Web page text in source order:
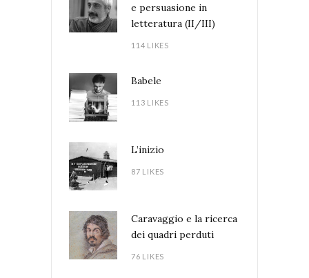
e persuasione in
letteratura (II/III)
114 LIKES
Babele
113 LIKES
L’inizio
87 LIKES
Caravaggio e la ricerca
dei quadri perduti
76 LIKES